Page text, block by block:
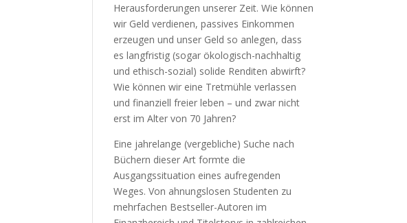
Herausforderungen unserer Zeit. Wie können
wir Geld verdienen, passives Einkommen
erzeugen und unser Geld so anlegen, dass
es langfristig (sogar ökologisch-nachhaltig
und ethisch-sozial) solide Renditen abwirft?
Wie können wir eine Tretmühle verlassen
und finanziell freier leben – und zwar nicht
erst im Alter von 70 Jahren?
Eine jahrelange (vergebliche) Suche nach
Büchern dieser Art formte die
Ausgangssituation eines aufregenden
Weges. Von ahnungslosen Studenten zu
mehrfachen Bestseller-Autoren im